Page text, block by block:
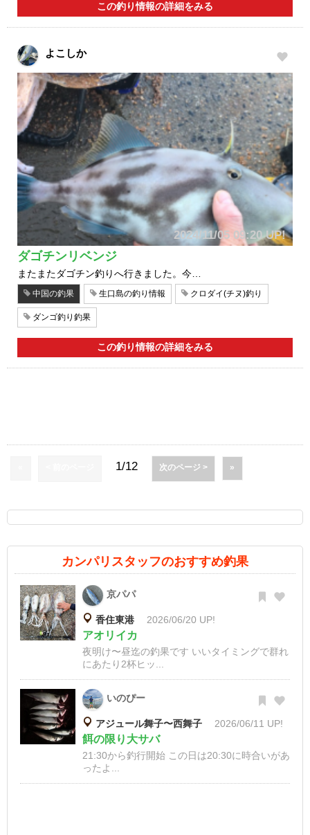
この釣り情報の詳細をみる
よこしか
2024/11/05 09:20 UP!
ダゴチンリベンジ
またまたダゴチン釣りへ行きました。今…
中国の釣果 生口島の釣り情報 クロダイ(チヌ)釣り
ダンゴ釣り釣果
この釣り情報の詳細をみる
1/12 次のページ > »
カンパリスタッフのおすすめ釣果
京パパ
香住東港 2026/06/20 UP!
アオリイカ
夜明け〜昼迄の釣果です いいタイミングで群れ
にあたり2杯ヒッ...
いのぴー
アジュール舞子〜西舞子 2026/06/11 UP!
餌の限り大サバ
21:30から釣行開始 この日は20:30に時合いがあ
ったよ...